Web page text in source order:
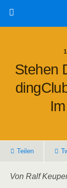
Ste­hen
Tei­len
Von Ralf